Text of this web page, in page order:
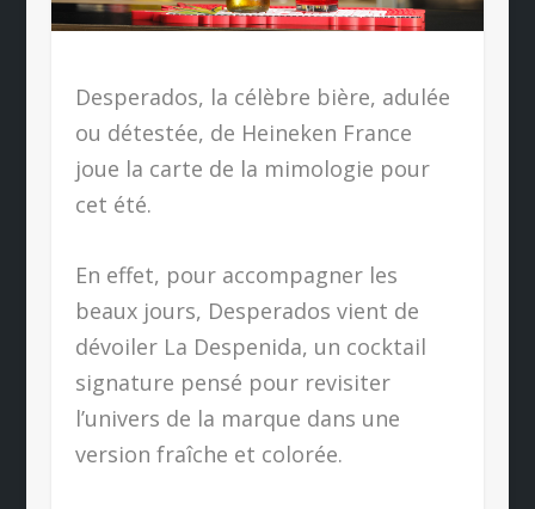
Desperados, la célèbre bière, adulée
ou détestée, de Heineken France
joue la carte de la mimologie pour
cet été.
En effet, pour accompagner les
beaux jours, Desperados vient de
dévoiler La Despenida, un cocktail
signature pensé pour revisiter
l’univers de la marque dans une
version fraîche et colorée.